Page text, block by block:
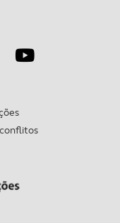
e nos serviços